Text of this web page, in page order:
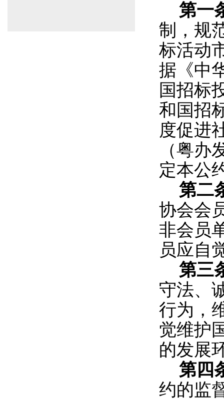
第一
制，规
标活动
据《中
国招标
和国招
度促进
（粤办
定本公
第二
协会会
非会员
员应自
第三
守法、
行为，
觉维护
的发展
第四
约的监